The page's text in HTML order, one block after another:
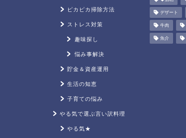
ピカピカ掃除方法
ストレス対策
趣味探し
悩み事解決
貯金＆資産運用
生活の知恵
子育ての悩み
やる気で選ぶ言い訳料理
やる気★
デザート
牛肉
魚介